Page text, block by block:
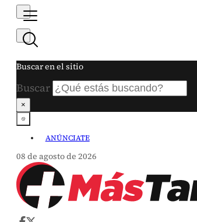
Buscar en el sitio
Buscar
×
ANÚNCIATE
08 de agosto de 2026